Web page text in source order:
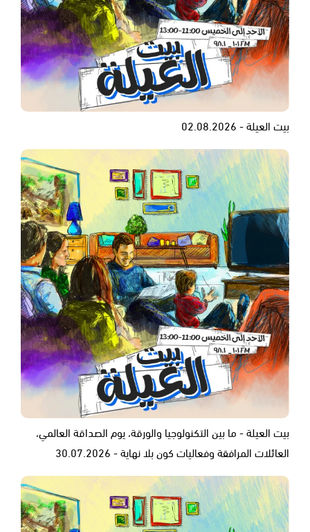
بيت العيلة - 02.08.2026
بيت العيلة - ما بين التكنولوجيا والورقة، يوم الصداقة العالمي،
العائلات المرافقة وفعاليات كون بلا نهاية - 30.07.2026